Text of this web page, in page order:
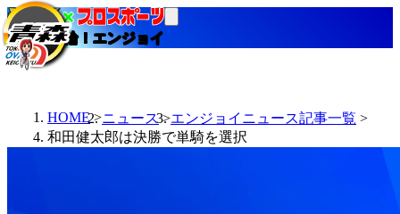
当たる競輪！エンジョイ
HOME ニュース
エンジョイニュース記事一覧
和田健太郎は決勝で単騎を選択